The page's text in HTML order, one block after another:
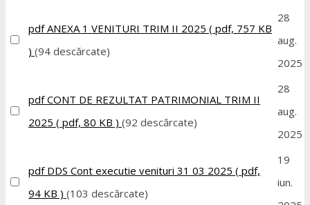
pdf ANEXA 1 VENITURI TRIM II 2025 ( pdf, 757 KB
) (94 descărcate)
28
aug.
2025
pdf CONT DE REZULTAT PATRIMONIAL TRIM II
2025 ( pdf, 80 KB ) (92 descărcate)
28
aug.
2025
pdf DDS Cont executie venituri 31 03 2025 ( pdf,
94 KB ) (103 descărcate)
19
iun.